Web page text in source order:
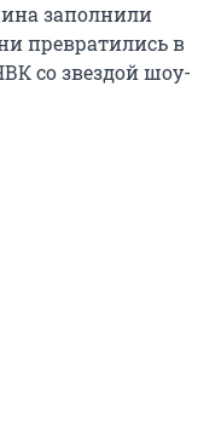
заполнили
превратились в
со звездой шоу-